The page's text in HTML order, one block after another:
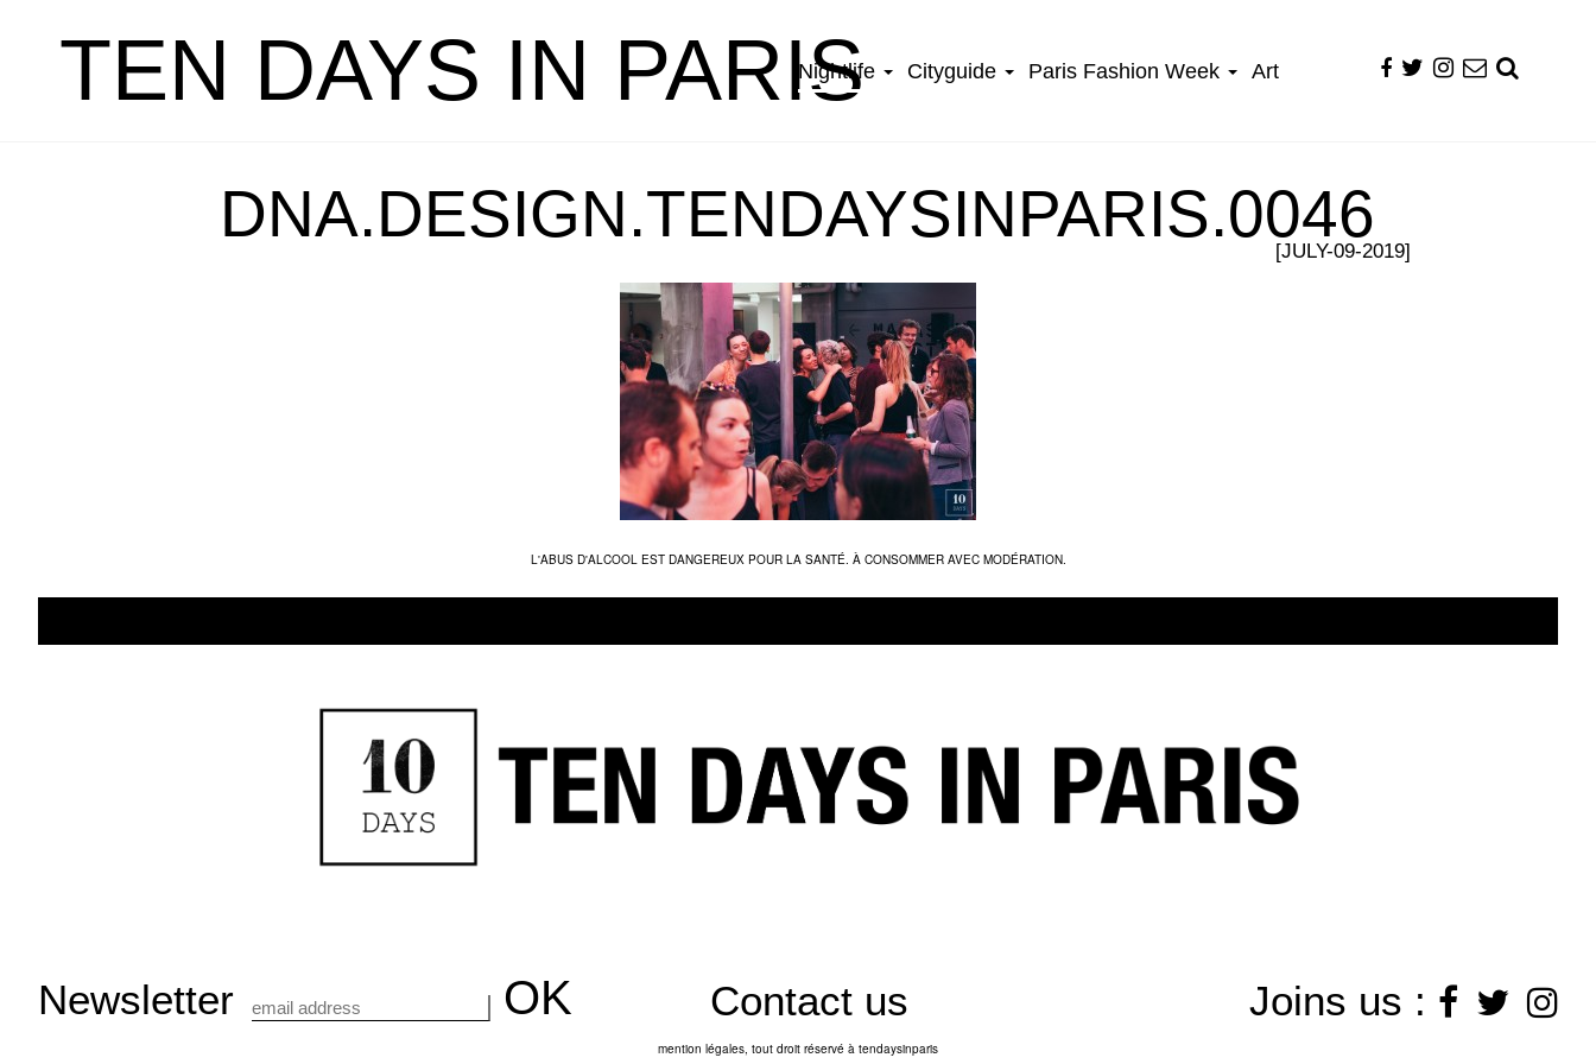
TEN DAYS IN PARIS
Nightlife Cityguide Paris Fashion Week Art
DNA.DESIGN.TENDAYSINPARIS.0046
[JULY-09-2019]
L'ABUS D'ALCOOL EST DANGEREUX POUR LA SANTÉ. À CONSOMMER AVEC MODÉRATION.
Newsletter Contact us Joins us :
mention légales, tout droit réservé à tendaysinparis